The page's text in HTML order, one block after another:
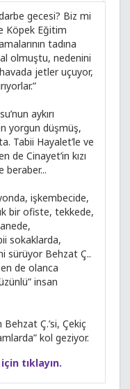
gecesi? Biz mi
Köpek Eğitim
tadına
olmuştu, nedenini
jetler uçuyor,
aykırı
yorgun düşmüş,
Tabii Hayalet’le ve
de Cinayet’in kızı
beraber...
işkembecide,
bir ofiste, tekkede,
sokaklarda,
sürüyor Behzat Ç..
de olanca
insan
Ç.’si, Çekiç
kol geziyor.
tıklayın.